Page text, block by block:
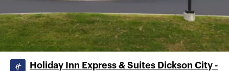
Holiday Inn Express & Suites Dickson City -